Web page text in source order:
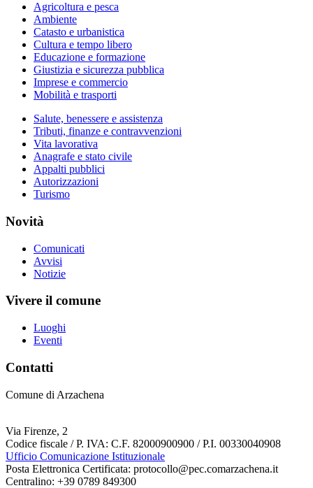
Agricoltura e pesca
Ambiente
Catasto e urbanistica
Cultura e tempo libero
Educazione e formazione
Giustizia e sicurezza pubblica
Imprese e commercio
Mobilità e trasporti
Salute, benessere e assistenza
Tributi, finanze e contravvenzioni
Vita lavorativa
Anagrafe e stato civile
Appalti pubblici
Autorizzazioni
Turismo
Novità
Comunicati
Avvisi
Notizie
Vivere il comune
Luoghi
Eventi
Contatti
Comune di Arzachena
Via Firenze, 2
Codice fiscale / P. IVA: C.F. 82000900900 / P.I. 00330040908
Ufficio Comunicazione Istituzionale
Posta Elettronica Certificata: protocollo@pec.comarzachena.it
Centralino: +39 0789 849300